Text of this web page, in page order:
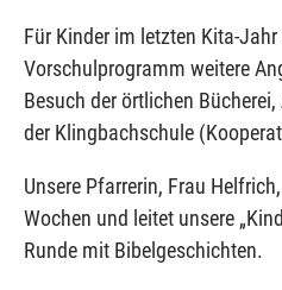
Für Kinder im letzten Kita-
Vorschulprogramm weitere
Besuch der örtlichen
der Klingbachschule
Unsere Pfarrerin, Frau
Wochen und leitet unsere
Runde mit Bibelgeschichten.